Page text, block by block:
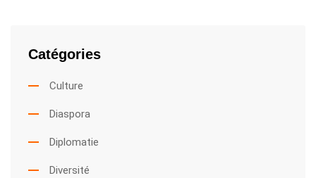
Catégories
Culture
Diaspora
Diplomatie
Diversité